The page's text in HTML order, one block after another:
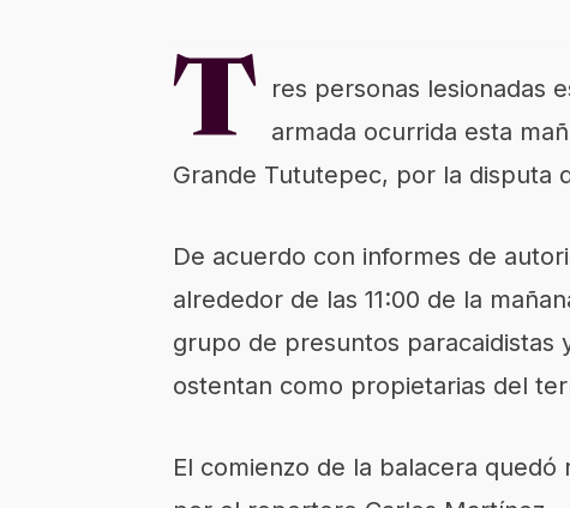
T res personas lesionadas
armada ocurrida esta
Grande Tututepec, por la disputa
De acuerdo con informes de
alrededor de las 11:00 de la
grupo de presuntos
ostentan como propietarias del
El comienzo de la balacera